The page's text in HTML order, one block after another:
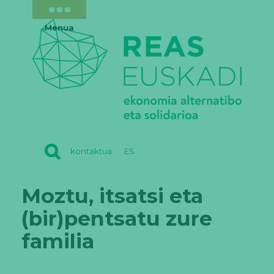
kontaktua ES
Menua
Moztu, itsatsi eta
(bir)pentsatu zure
familia